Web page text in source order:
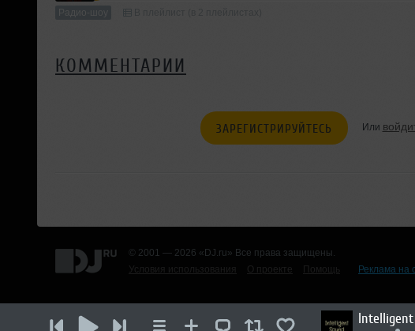
Радио-шоу
КОММЕНТАРИИ
ЗАРЕГИСТРИРУЙТЕСЬ Или
© 2001 — 2026 «DJ.ru» Все права защищены.
Условия использования
О проекте Помощь Реклама на